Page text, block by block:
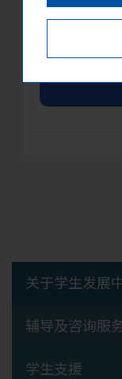
关于学生发展
辅导及咨询服
学生支援